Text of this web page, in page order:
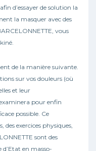
d’essayer de solution la
la masquer avec des
vous
de la manière suivante.
sur vos douleurs (où
et leur
pour enfin
possible. Ce
exercices physiques,
sont des
en masso-